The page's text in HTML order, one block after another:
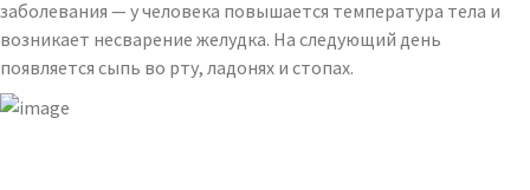
заболевания — у человека повышается температура тела и
возникает несварение желудка. На следующий день
появляется сыпь во рту, ладонях и стопах.